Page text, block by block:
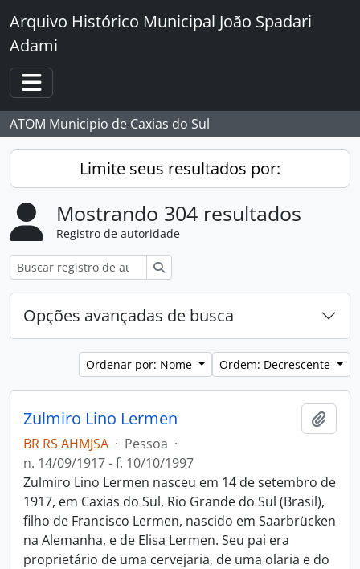
Skip to main content
Arquivo Histórico Municipal João Spadari
Adami
Toggle navigation
ATOM Municipio de Caxias do Sul
Limite seus resultados por:
Mostrando 304 resultados
Registro de autoridade
Opções avançadas de busca
Ordenar por: Nome Ordem: Decrescente
Zulmiro Lino Lermen
BR RS AHMJSA · Pessoa ·
n. 14/09/1917 - f. 10/10/1997
Zulmiro Lino Lermen nasceu em 14 de setembro de
1917, em Caxias do Sul, Rio Grande do Sul (Brasil),
filho de Francisco Lermen, nascido em Saarbrücken
na Alemanha, e de Elisa Lermen. Seu pai era
proprietário de uma cervejaria, de uma olaria e do